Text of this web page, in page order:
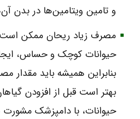
و تامین ویتامین‌ها در بدن
مصرف زیاد ریحان ممکن است
حیوانات کوچک و حساس،
بنابراین همیشه باید مقدار
بهتر است قبل از افزودن
حیوانات، با دامپزشک